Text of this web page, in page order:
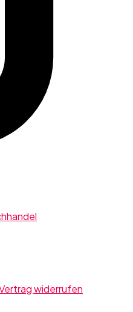
widerrufen